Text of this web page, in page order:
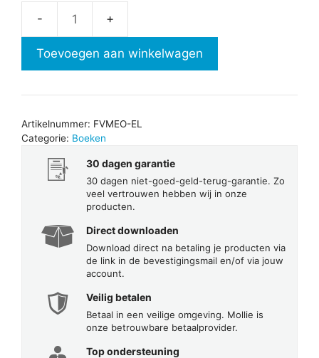
en
Financiën
ondernemers
in
60
Toevoegen aan winkelwagen
Artikelnummer: FVMEO-EL
Categorie: Boeken
30 dagen garantie
30 dagen niet-goed-geld-terug-garantie. Zo
veel vertrouwen hebben wij in onze
producten.
Direct downloaden
Download direct na betaling je producten via
de link in de bevestigingsmail en/of via jouw
account.
Veilig betalen
Betaal in een veilige omgeving. Mollie is
onze betrouwbare betaalprovider.
Top ondersteuning